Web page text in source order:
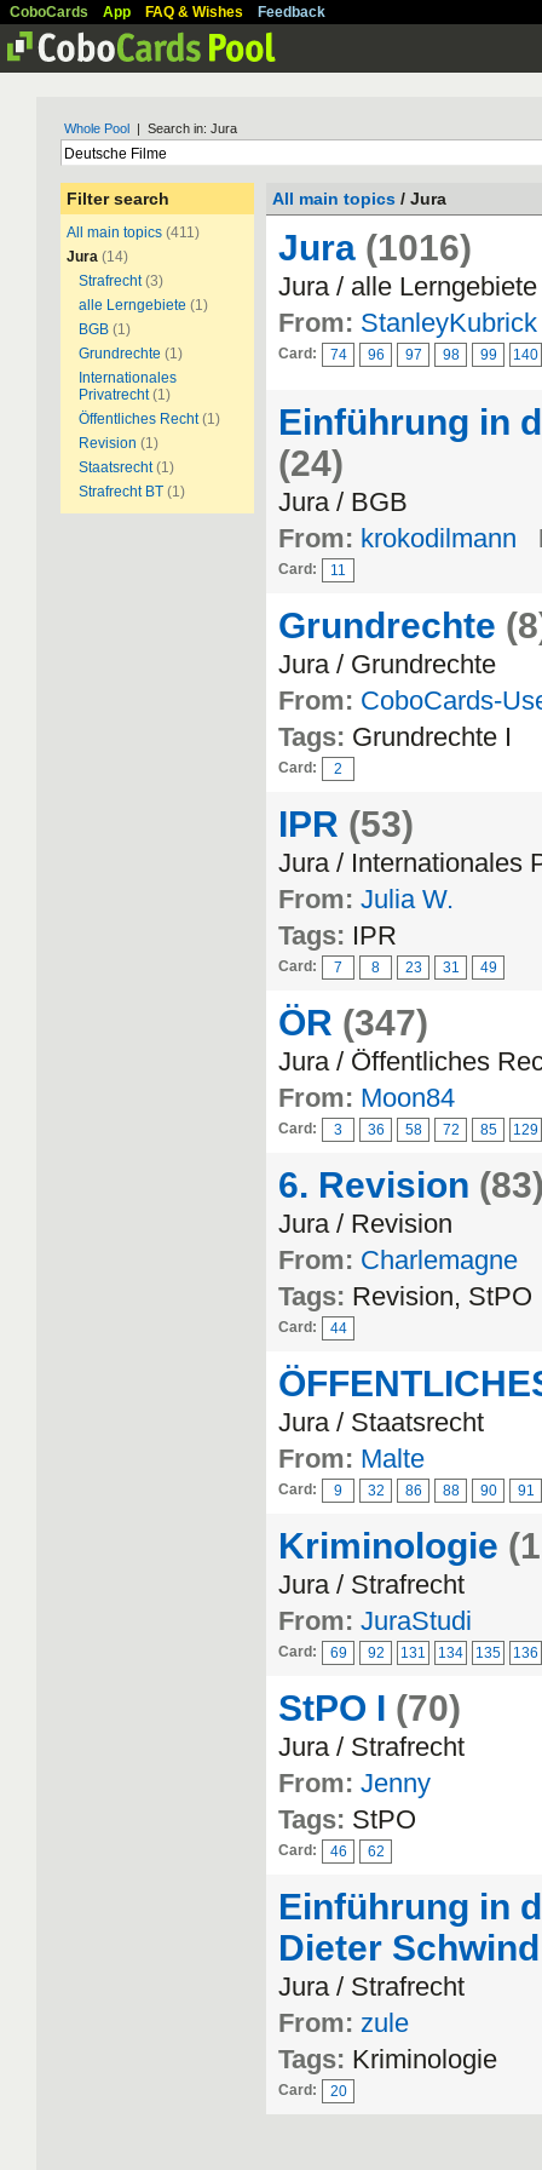
CoboCards App FAQ & Wishes Feedback
Whole Pool | Search in: Jura
Filter search
All main topics (411)
Jura (14)
Strafrecht (3)
alle Lerngebiete (1)
BGB (1)
Grundrechte (1)
Internationales
Privatrecht (1)
Öffentliches Recht (1)
Revision (1)
Staatsrecht (1)
Strafrecht BT (1)
All main topics / Jura
Jura (1016)
Jura / alle Lerngebiete
From: StanleyKubrick
Card: 74 96 97 98 99 140
Einführung in
(24)
Jura / BGB
From: krokodilmann
Card: 11
Grundrechte
Jura / Grundrechte
From: CoboCards-
Tags: Grundrechte I
Card: 2
IPR (53)
Jura / Internationales
From: Julia W.
Tags: IPR
Card: 7 8 23 31 49
ÖR (347)
Jura / Öffentliches
From: Moon84
Card: 3 36 58 72 85 129
6. Revision
Jura / Revision
From: Charlemagne
Tags: Revision, StPO
Card: 44
Jura / Staatsrecht
From: Malte
Card: 9 32 86 88 90 91
Kriminologie
Jura / Strafrecht
From: JuraStudi
Card: 69 92 131 134 135 136
StPO I (70)
Jura / Strafrecht
From: Jenny
Tags: StPO
Card: 46 62
Einführung in
Dieter
Jura / Strafrecht
From: zule
Tags: Kriminologie
Card: 20